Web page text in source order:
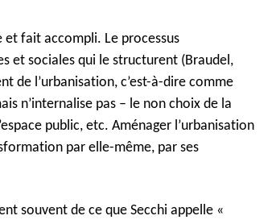
et fait accompli. Le processus
et sociales qui le structurent (Braudel,
de l’urbanisation, c’est-à-dire comme
n’internalise pas – le non choix de la
public, etc. Aménager l’urbanisation
par elle-même, par ses
souvent de ce que Secchi appelle «